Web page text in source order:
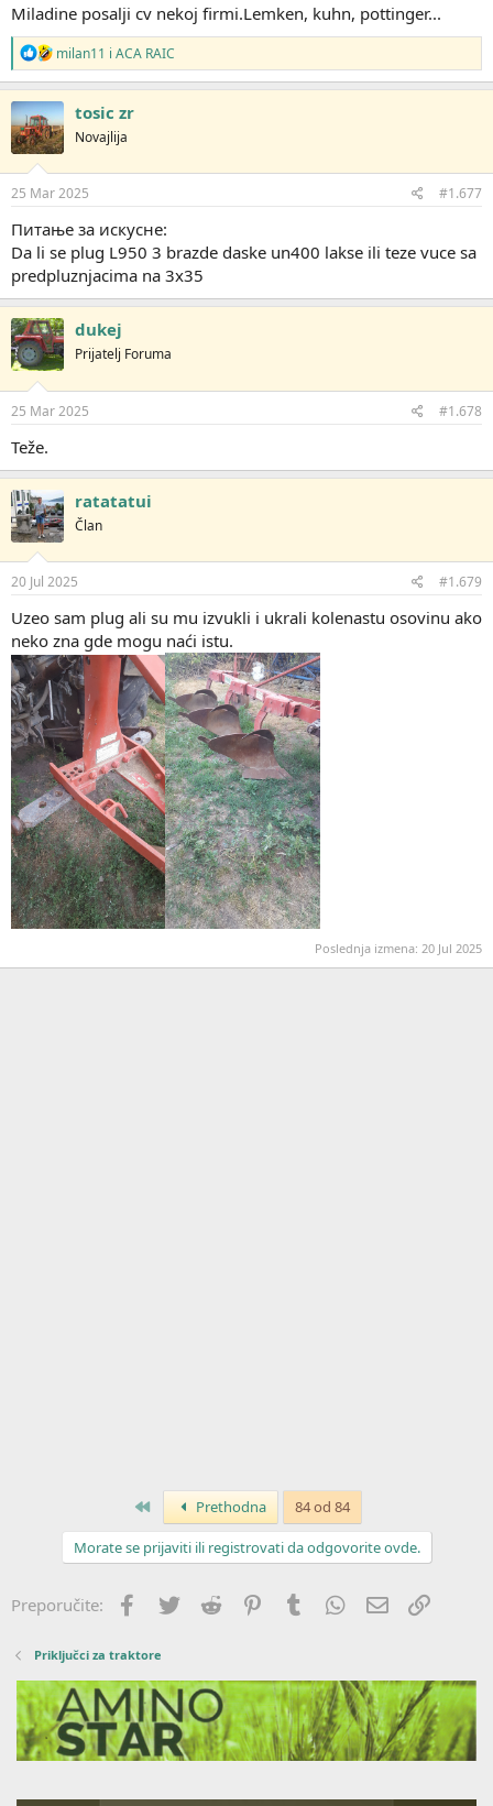
Miladine posalji cv nekoj firmi.Lemken, kuhn, pottinger...
R
e
a
g
o
v
a
n
:
milan11 i ACA RAIC
tosic zr
Novajlija
25 Mar 2025 #1.677
Питање за искусне:
Da li se plug L950 3 brazde daske un400 lakse ili teze vuce sa
predpluznjacima na 3x35
dukej
Prijatelj Foruma
25 Mar 2025 #1.678
Teže.
ratatatui
Član
20 Jul 2025 #1.679
Uzeo sam plug ali su mu izvukli i ukrali kolenastu osovinu ako
neko zna gde mogu naći istu.
Poslednja izmena: 20 Jul 2025
Prvo Prethodna 84 od 84
Morate se prijaviti ili registrovati da odgovorite ovde.
Preporučite: Facebook
Twitter Reddit PinterestTumblr WhatsApp
Imejl
Priključci za traktore